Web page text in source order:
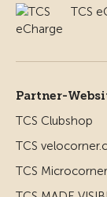
TCS
Partner-
TCS Clubshop
TCS
TCS Microcorner